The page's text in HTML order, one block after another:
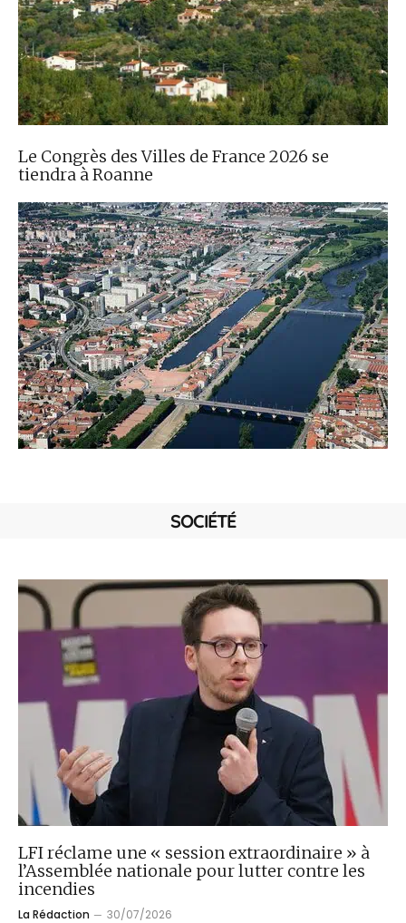
Le Congrès des Villes de France 2026 se
tiendra à Roanne
SOCIÉTÉ
LFI réclame une « session extraordinaire » à
l’Assemblée nationale pour lutter contre les
incendies
La Rédaction 30/07/2026